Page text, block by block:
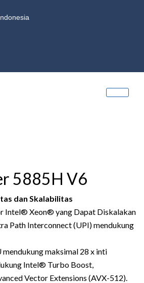
5885H V6
dan Skalabilitas
Intel® Xeon® yang Dapat Diskalakan
Path Interconnect (UPI) mendukung
mendukung maksimal 28 x inti
Intel® Turbo Boost,
Vector Extensions (AVX-512).